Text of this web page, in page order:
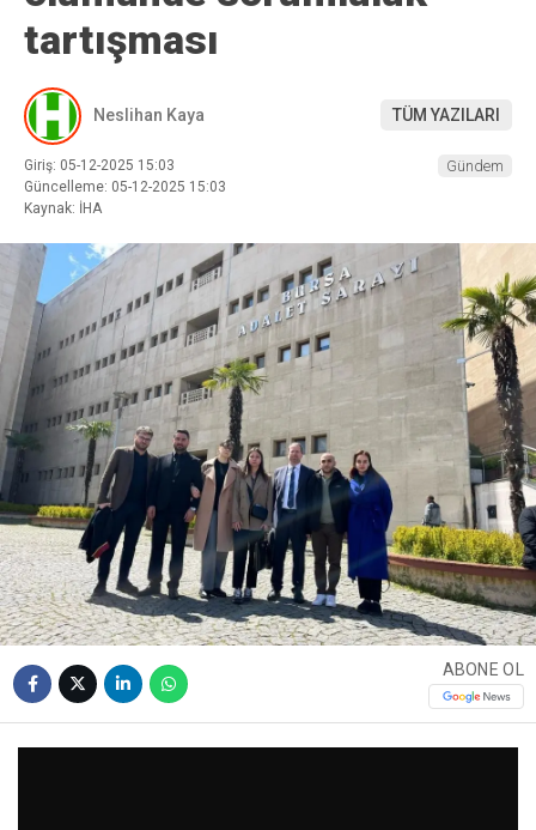
tartışması
Neslihan Kaya TÜM YAZILARI
Giriş: 05-12-2025 15:03
Güncelleme: 05-12-2025 15:03
Kaynak: İHA
Gündem
ABONE OL